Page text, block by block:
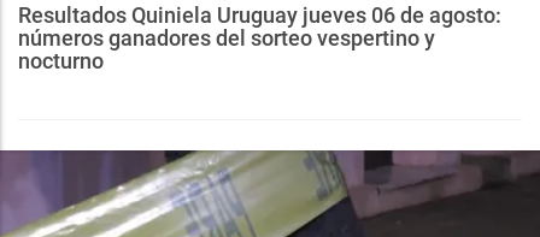
Resultados Quiniela Uruguay jueves 06 de agosto:
números ganadores del sorteo vespertino y
nocturno